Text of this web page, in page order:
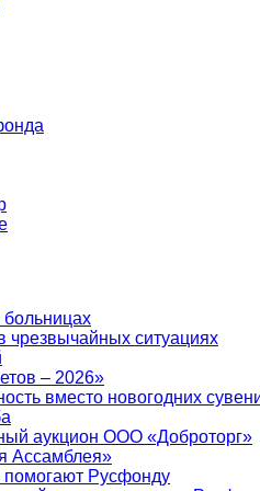
ситуациях
– 2026»
вместо новогодних
аукцион ООО «Доброторг»
Ассамблея»
помогают Русфонду